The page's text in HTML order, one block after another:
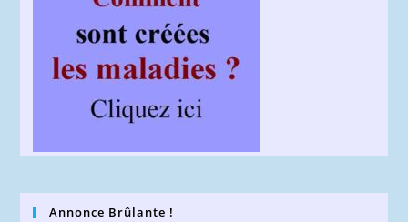
Annonce Brûlante !